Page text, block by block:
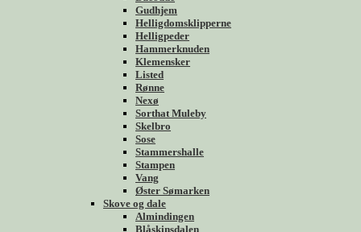
Gudhjem
Helligdomsklipperne
Helligpeder
Hammerknuden
Klemensker
Listed
Rønne
Nexø
Sorthat Muleby
Skelbro
Sose
Stammershalle
Stampen
Vang
Øster Sømarken
Skove og dale
Almindingen
Blåskinsdalen